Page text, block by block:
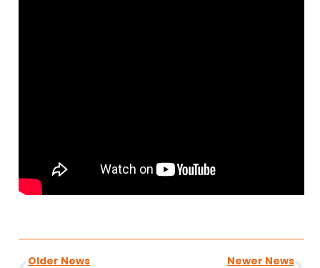
Older News Newer News